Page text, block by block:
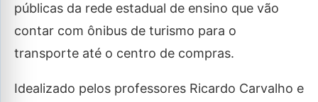
públicas da rede estadual de ensino que vão
contar com ônibus de turismo para o
transporte até o centro de compras.
Idealizado pelos professores Ricardo Carvalho e